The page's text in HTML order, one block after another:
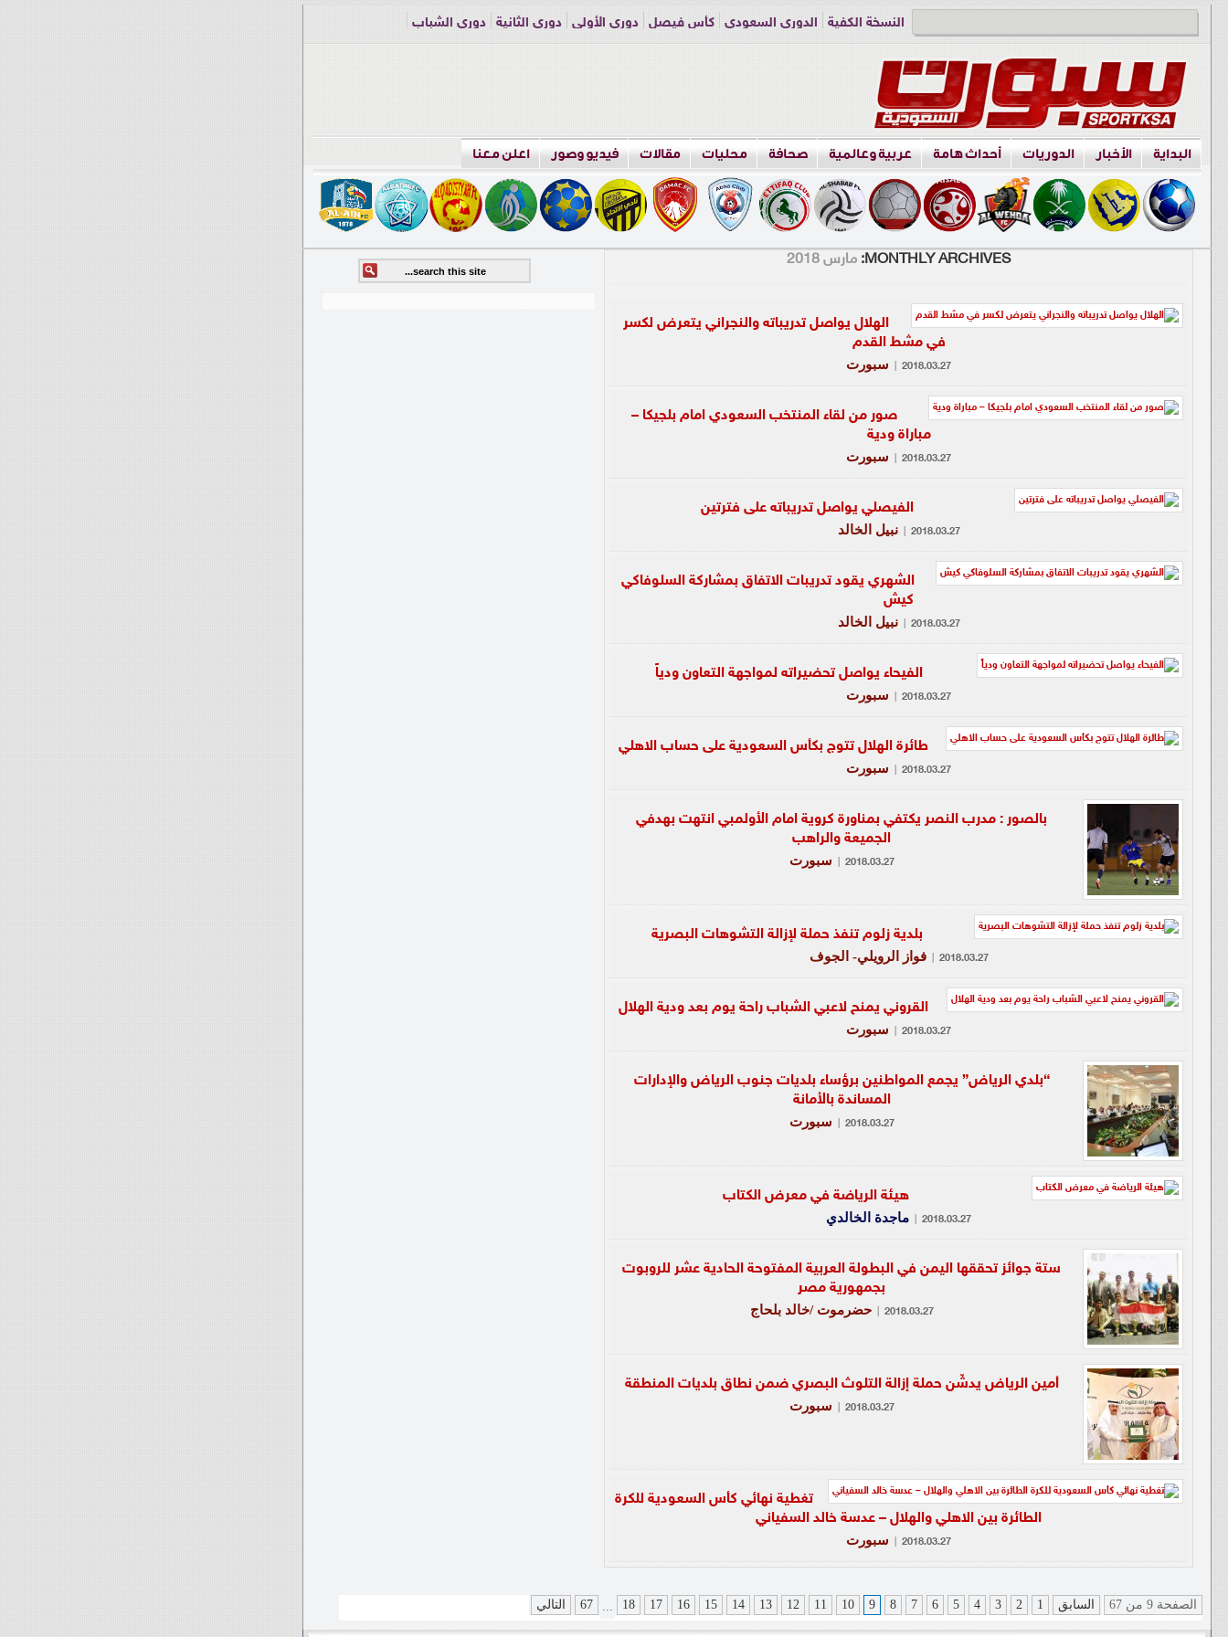
النسخة الكفية الدوري السعودي كأس فيصل دوري الأولى دوري الثانية
دوري الشباب
البداية الأخبار الدوريات أحداث هامة عربية وعالمية صحافة محليات مقالات فيديو وصور اعلن معنا
MONTHLY ARCHIVES: مارس 2018
الهلال يواصل تدريباته والنجراني يتعرض لكسر
في مشط القدم
2018.03.27 سبورت
صور من لقاء المنتخب السعودي امام بلجيكا –
مباراة ودية
2018.03.27 سبورت
الفيصلي يواصل تدريباته على فترتين
2018.03.27 نبيل الخالد
الشهري يقود تدريبات الاتفاق بمشاركة السلوفاكي
كيش
2018.03.27 نبيل الخالد
الفيحاء يواصل تحضيراته لمواجهة التعاون ودياً
2018.03.27 سبورت
طائرة الهلال تتوج بكأس السعودية على حساب الاهلي
2018.03.27 سبورت
بالصور : مدرب النصر يكتفي بمناورة كروية امام الأولمبي انتهت بهدفي
الجميعة والراهب
2018.03.27 سبورت
بلدية زلوم تنفذ حملة لإزالة التشوهات البصرية
2018.03.27 فواز الرويلي- الجوف
القروني يمنح لاعبي الشباب راحة يوم بعد ودية الهلال
2018.03.27 سبورت
“بلدي الرياض” يجمع المواطنين برؤساء بلديات جنوب الرياض والإدارات
المساندة بالأمانة
2018.03.27 سبورت
هيئة الرياضة في معرض الكتاب
2018.03.27 ماجدة الخالدي
ستة جوائز تحققها اليمن في البطولة العربية المفتوحة الحادية عشر للروبوت
بجمهورية مصر
2018.03.27 حضرموت /خالد بلحاج
أمين الرياض يدشّن حملة إزالة التلوث البصري ضمن نطاق بلديات المنطقة
2018.03.27 سبورت
تغطية نهائي كأس السعودية للكرة
الطائرة بين الاهلي والهلال – عدسة خالد السفياني
2018.03.27 سبورت
الصفحة 9 من 67 السابق 1
2
3
4
5
6
7
8
9
10
11
12
13
14
15
16
17
18
...
67 التالي